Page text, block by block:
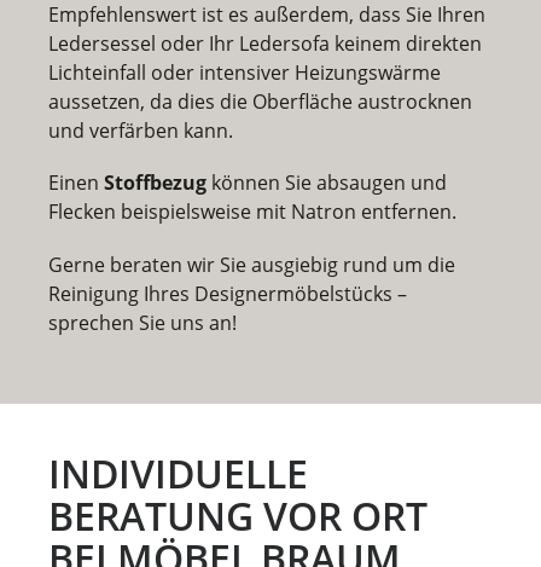
Empfehlenswert ist es außerdem, dass Sie Ihren
Ledersessel oder Ihr Ledersofa keinem direkten
Lichteinfall oder intensiver Heizungswärme
aussetzen, da dies die Oberfläche austrocknen
und verfärben kann.
Einen Stoffbezug können Sie absaugen und
Flecken beispielsweise mit Natron entfernen.
Gerne beraten wir Sie ausgiebig rund um die
Reinigung Ihres Designermöbelstücks –
sprechen Sie uns an!
INDIVIDUELLE
BERATUNG VOR ORT